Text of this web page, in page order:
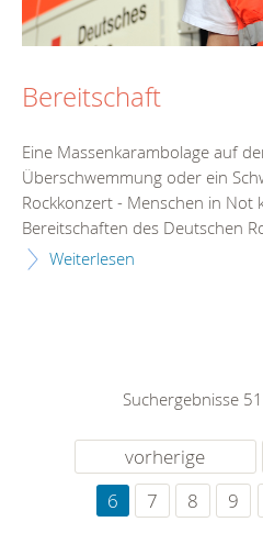
Bereitschaft
Eine Massenkarambolage auf
Überschwemmung oder ein
Rockkonzert - Menschen in Not
Bereitschaften des Deutschen
Weiterlesen
Suchergebnisse
vorherige
6
7 8 9